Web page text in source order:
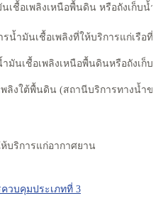
หนือพื้นดิน หรือถังเก็บน้ำมันเชื้
น้ำมันเชื้อเพลิงที่ให้บริการแก่เรือ
ลิงเหนือพื้นดินหรือถังเก็บน้ำมันเ
นดิน (สถานีบริการทางน้ำขน
บริการแก่อากาศยาน
วบคุมประเภทที่ 3